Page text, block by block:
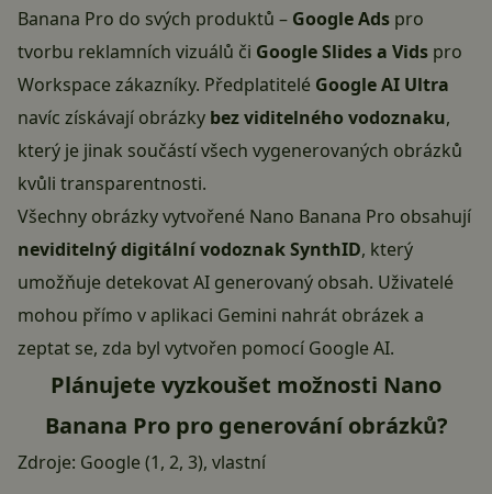
Banana Pro do svých produktů – Google Ads pro
tvorbu reklamních vizuálů či Google Slides a Vids pro
Workspace zákazníky. Předplatitelé Google AI Ultra
navíc získávají obrázky bez viditelného vodoznaku,
který je jinak součástí všech vygenerovaných obrázků
kvůli transparentnosti.
Všechny obrázky vytvořené Nano Banana Pro obsahují
neviditelný digitální vodoznak SynthID, který
umožňuje detekovat AI generovaný obsah. Uživatelé
mohou přímo v aplikaci Gemini nahrát obrázek a
zeptat se, zda byl vytvořen pomocí Google AI.
Plánujete vyzkoušet možnosti Nano
Banana Pro pro generování obrázků?
Zdroje: Google (1, 2, 3), vlastní